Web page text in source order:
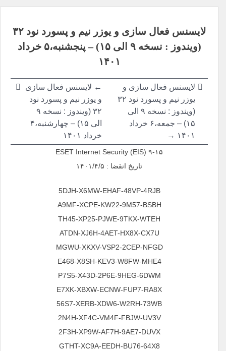
لایسنس فعال سازی و یوزر نیم و پسورد نود ۳۲
(ویندوز : نسخه ۹ الی ۱۵) – پنجشنبه،۵ خرداد
۱۴۰۱
راهبری
نوشته
← لایسنس فعال سازی
و یوزر نیم و پسورد نود
۳۲ (ویندوز : نسخه ۹
الی ۱۵) – چهارشنبه،۴
خرداد ۱۴۰۱
لایسنس فعال سازی و
یوزر نیم و پسورد نود ۳۲
(ویندوز : نسخه ۹ الی
۱۵) – جمعه،۶ خرداد
۱۴۰۱ →
ESET Internet Security (EIS) ۹-۱۵
تاریخ انقضا : ۱۴۰۱/۴/۵
5DJH-X6MW-EHAF-48VP-4RJB
A9MF-XCPE-KW22-9M57-BSBH
TH45-XP25-PJWE-9TKX-WTEH
ATDN-XJ6H-4AET-HX8X-CX7U
MGWU-XKXV-VSP2-2CEP-NFGD
E468-X8SH-KEV3-W8FW-MHE4
P7S5-X43D-2P6E-9HEG-6DWM
E7XK-XBXW-ECNW-FUP7-RA8X
56S7-XERB-XDW6-W2RH-73WB
2N4H-XF4C-VM4F-FBJW-UV3V
2F3H-XP9W-AF7H-9AE7-DUVX
GTHT-XC9A-EEDH-BU76-64X8